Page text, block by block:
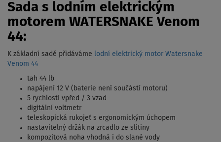
Sada s lodním elektrickým
motorem WATERSNAKE Venom
44:
K základní sadě přidáváme lodní elektrický motor Watersnake
Venom 44
tah 44 lb
napájení 12 V (baterie není součástí motoru)
5 rychlostí vpřed / 3 vzad
digitální voltmetr
teleskopická rukojeť s ergonomickým úchopem
nastavitelný držák na zrcadlo ze slitiny
kompozitová noha vhodná i do slané vody